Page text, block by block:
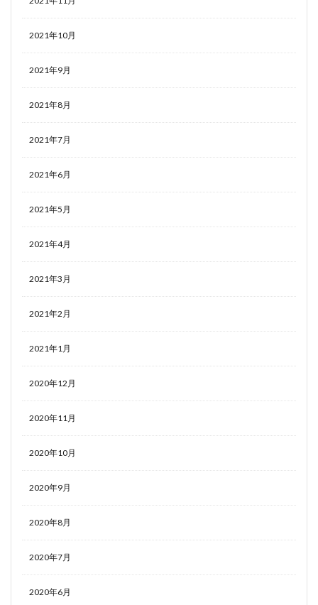
2021年10月
2021年9月
2021年8月
2021年7月
2021年6月
2021年5月
2021年4月
2021年3月
2021年2月
2021年1月
2020年12月
2020年11月
2020年10月
2020年9月
2020年8月
2020年7月
2020年6月